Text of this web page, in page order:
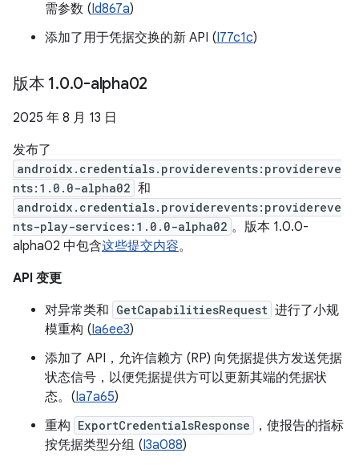
需参数 (Id867a)
添加了用于凭据交换的新 API (I77c1c)
版本 1.0.0-alpha02
2025 年 8 月 13 日
发布了
androidx.credentials.providerevents:providereve
nts:1.0.0-alpha02 和
androidx.credentials.providerevents:providereve
nts-play-services:1.0.0-alpha02 。版本 1.0.0-
alpha02 中包含这些提交内容。
API 变更
对异常类和 GetCapabilitiesRequest 进行了小规
模重构 (Ia6ee3)
添加了 API，允许信赖方 (RP) 向凭据提供方发送凭据
状态信号，以便凭据提供方可以更新其端的凭据状
态。(Ia7a65)
重构 ExportCredentialsResponse
，使报告的指标
按凭据类型分组 (I3a088)